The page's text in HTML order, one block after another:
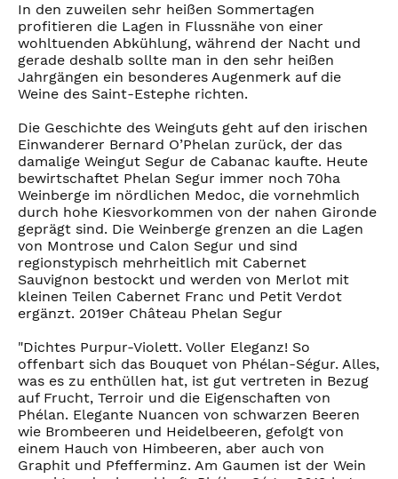
In den zuweilen sehr heißen Sommertagen
profitieren die Lagen in Flussnähe von einer
wohltuenden Abkühlung, während der Nacht und
gerade deshalb sollte man in den sehr heißen
Jahrgängen ein besonderes Augenmerk auf die
Weine des Saint-Estephe richten.
Die Geschichte des Weinguts geht auf den irischen
Einwanderer Bernard O’Phelan zurück, der das
damalige Weingut Segur de Cabanac kaufte. Heute
bewirtschaftet Phelan Segur immer noch 70ha
Weinberge im nördlichen Medoc, die vornehmlich
durch hohe Kiesvorkommen von der nahen Gironde
geprägt sind. Die Weinberge grenzen an die Lagen
von Montrose und Calon Segur und sind
regionstypisch mehrheitlich mit Cabernet
Sauvignon bestockt und werden von Merlot mit
kleinen Teilen Cabernet Franc und Petit Verdot
ergänzt. 2019er Château Phelan Segur
"Dichtes Purpur-Violett. Voller Eleganz! So
offenbart sich das Bouquet von Phélan-Ségur. Alles,
was es zu enthüllen hat, ist gut vertreten in Bezug
auf Frucht, Terroir und die Eigenschaften von
Phélan. Elegante Nuancen von schwarzen Beeren
wie Brombeeren und Heidelbeeren, gefolgt von
einem Hauch von Himbeeren, aber auch von
Graphit und Pfefferminz. Am Gaumen ist der Wein